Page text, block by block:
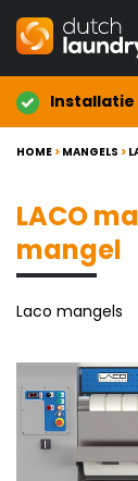
Installatie
HOME > MANGELS >
LACO
mangel
Laco mangels